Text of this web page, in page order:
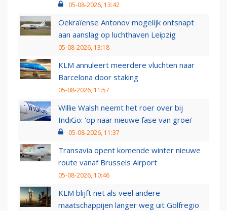
05-08-2026, 13:42
Oekraïense Antonov mogelijk ontsnapt
aan aanslag op luchthaven Leipzig
05-08-2026, 13:18
KLM annuleert meerdere vluchten naar
Barcelona door staking
05-08-2026, 11:57
Willie Walsh neemt het roer over bij
IndiGo: 'op naar nieuwe fase van groei'
05-08-2026, 11:37
Transavia opent komende winter nieuwe
route vanaf Brussels Airport
05-08-2026, 10:46
KLM blijft net als veel andere
maatschappijen langer weg uit Golfregio